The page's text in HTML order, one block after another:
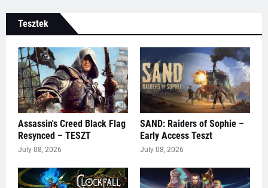
Tesztek
Assassin's Creed Black Flag
Resynced – TESZT
July 08, 2026
SAND: Raiders of Sophie –
Early Access Teszt
July 08, 2026